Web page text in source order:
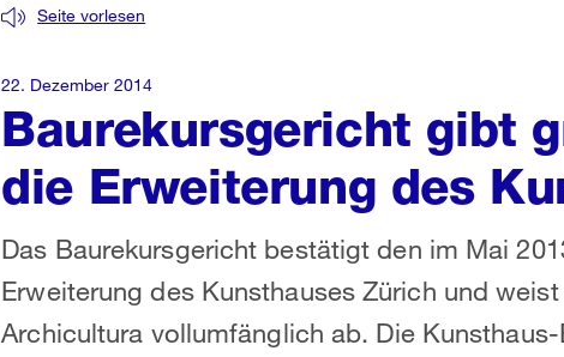
Baurekursgericht gibt
die Erweiterung des
Seite vorlesen
Das Baurekursgericht bestätigt den im Mai
Erweiterung des Kunsthauses Zürich und
Archicultura vollumfänglich ab. Die
22. Dezember 2014